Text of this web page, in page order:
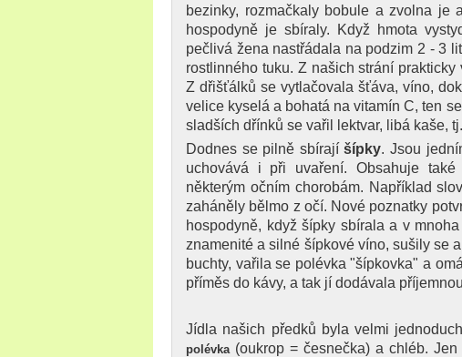
bezinky, rozmačkaly bobule a zvolna je
hospodyně je sbíraly. Když hmota
pečlivá žena nastřádala na podzim 2 - 3
rostlinného tuku. Z našich strání
Z dřišťálků se vytlačovala šťáva, víno,
velice kyselá a bohatá na vitamín C, ten
sladších dřínků se vařil lektvar, libá kaše,
Dodnes se pilně sbírajíšípky. Jsou
uchovává i při uvaření. Obsahuje
některým očním chorobám. Například
zaháněly bělmo z očí. Nové poznatky
hospodyně, když šípky sbírala a v
znamenité a silné šípkové víno, sušily se
buchty, vařila se polévka "šípkovka" a
příměs do kávy, a tak jí dodávala
Jídla našich předků byla velmi
polévka (oukrop = česnečka) a chléb.